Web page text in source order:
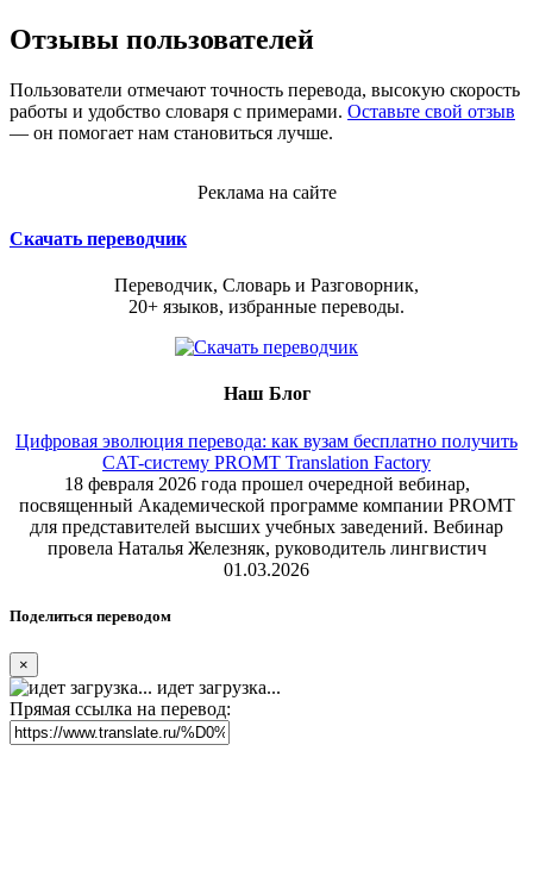
Отзывы пользователей
Пользователи отмечают точность перевода, высокую скорость
работы и удобство словаря с примерами. Оставьте свой отзыв
— он помогает нам становиться лучше.
Реклама на сайте
Скачать переводчик
Переводчик, Словарь и Разговорник,
20+ языков, избранные переводы.
Наш Блог
Цифровая эволюция перевода: как вузам бесплатно получить
CAT-систему PROMT Translation Factory
18 февраля 2026 года прошел очередной вебинар,
посвященный Академической программе компании PROMT
для представителей высших учебных заведений. Вебинар
провела Наталья Железняк, руководитель лингвистич
01.03.2026
Поделиться переводом
×
идет загрузка...
Прямая ссылка на перевод: